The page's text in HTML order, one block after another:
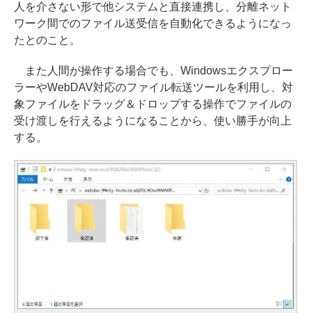
人を介さない形で他システムと直接連携し、分離ネット
ワーク間でのファイル送受信を自動化できるようになっ
たとのこと。
また人間が操作する場合でも、Windowsエクスプロー
ラーやWebDAV対応のファイル転送ツールを利用し、対
象ファイルをドラッグ＆ドロップする操作でファイルの
受け渡しを行えるようになることから、使い勝手が向上
する。